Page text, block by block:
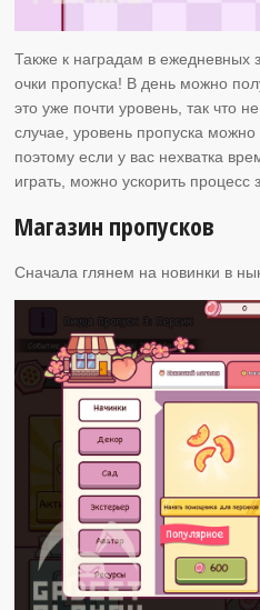
Также к наградам в ежедневных
очки пропуска! В день можно
это уже почти уровень, так что
случае, уровень пропуска можно
поэтому если у вас нехватка
играть, можно ускорить процесс
Магазин пропусков
Сначала глянем на новинки в